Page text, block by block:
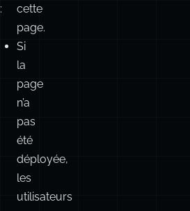
page
n’a
pas
été
déployée,
les
utilisateurs
ne
peuvent
pas
la